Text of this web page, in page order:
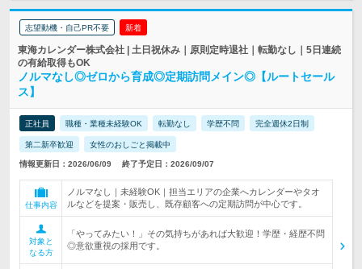
志望動機・自己PR不要 新着
東海カレンダー株式会社 | 土日祝休み｜原則定時退社｜転勤なし｜5日連続
の有給取得もOK
ノルマなし◎ゼロから育成◎定期訪問メイン◎【ルートセール
ス】
正社員 職種・業種未経験OK 転勤なし 学歴不問 完全週休2日制
第二新卒歓迎 女性のおしごと掲載中
情報更新日：2026/06/09 終了予定日：2026/09/07
仕事内容
ノルマなし｜未経験OK｜担当エリアの企業へカレンダーやタオ
ルなどを提案・販売し、既存顧客への定期訪問が中心です。
対象と
なる方
「やってみたい！」その気持ちがあれば大歓迎！学歴・経歴不問
◎意欲重視の採用です。